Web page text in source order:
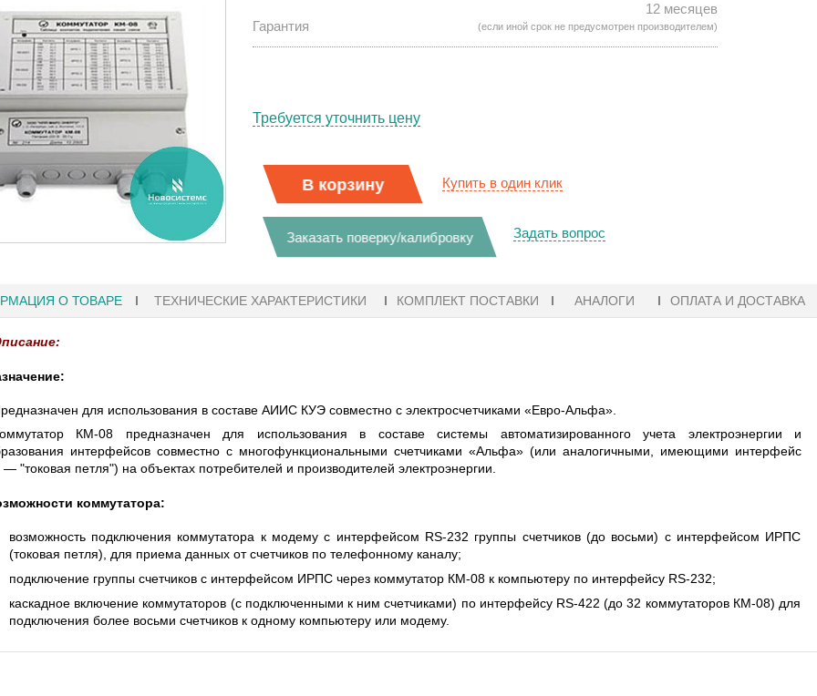
KEYSIGHT
СЕРИИ UXR
В НАЛИЧИИ! ZVH8, АНАЛИЗАТОР
КАБЕЛЕЙ И АНТЕНН, 100 КГЦ ДО 8 ГГЦ
(ГОСРЕЕСТР РФ)
Гарантия
12 месяцев
(если иной срок не предусмотрен производителем)
Требуется уточнить цену
В корзину Купить в один клик
Заказать поверку/калибровку Задать вопрос
О ТОВАРЕ ТЕХНИЧЕСКИЕ ХАРАКТЕРИСТИКИ КОМПЛЕКТ ПОСТАВКИ АНАЛОГИ ОПЛАТА И ДОСТАВКА
для использования в составе АИИС КУЭ совместно с электросчетчиками «Евро-Альфа».
КМ-08 предназначен для использования в составе системы автоматизированного учета электроэнергии и
интерфейсов совместно с многофункциональными счетчиками «Альфа» (или аналогичными, имеющими интерфейс
"токовая петля") на объектах потребителей и производителей электроэнергии.
коммутатора:
возможность подключения коммутатора к модему с интерфейсом RS-232 группы счетчиков (до восьми) с интерфейсом ИРПС
(токовая петля), для приема данных от счетчиков по телефонному каналу;
подключение группы счетчиков с интерфейсом ИРПС через коммутатор КМ-08 к компьютеру по интерфейсу RS-232;
каскадное включение коммутаторов (с подключенными к ним счетчиками) по интерфейсу RS-422 (до 32 коммутаторов КМ-08) для
подключения более восьми счетчиков к одному компьютеру или модему.